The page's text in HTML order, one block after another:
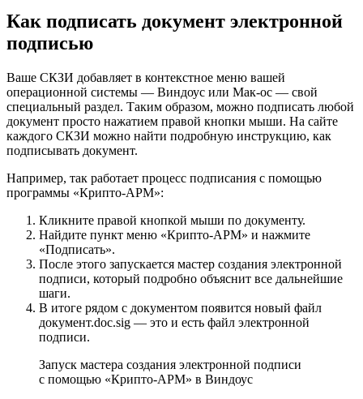
Как подписать документ электронной
подписью
Ваше СКЗИ добавляет в контекстное меню вашей
операционной системы — Виндоус или Мак-ос — свой
специальный раздел. Таким образом, можно подписать любой
документ просто нажатием правой кнопки мыши. На сайте
каждого СКЗИ можно найти подробную инструкцию, как
подписывать документ.
Например, так работает процесс подписания с помощью
программы «Крипто-АРМ»:
Кликните правой кнопкой мыши по документу.
Найдите пункт меню «Крипто-АРМ» и нажмите
«Подписать».
После этого запускается мастер создания электронной
подписи, который подробно объяснит все дальнейшие
шаги.
В итоге рядом с документом появится новый файл
документ.doc.sig — это и есть файл электронной
подписи.
Запуск мастера создания электронной подписи
с помощью «Крипто-АРМ» в Виндоус